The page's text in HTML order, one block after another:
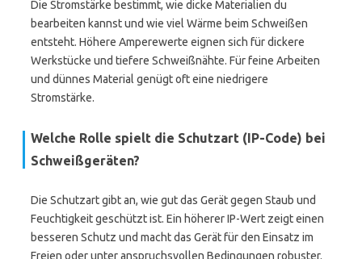
Die Stromstärke bestimmt, wie dicke Materialien du
bearbeiten kannst und wie viel Wärme beim Schweißen
entsteht. Höhere Amperewerte eignen sich für dickere
Werkstücke und tiefere Schweißnähte. Für feine Arbeiten
und dünnes Material genügt oft eine niedrigere
Stromstärke.
Welche Rolle spielt die Schutzart (IP-Code) bei
Schweißgeräten?
Die Schutzart gibt an, wie gut das Gerät gegen Staub und
Feuchtigkeit geschützt ist. Ein höherer IP-Wert zeigt einen
besseren Schutz und macht das Gerät für den Einsatz im
Freien oder unter anspruchsvollen Bedingungen robuster.